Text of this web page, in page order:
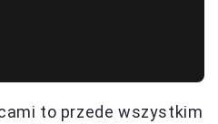
to przede wszystkim